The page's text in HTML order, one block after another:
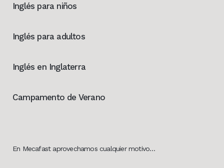
Inglés para niños
Inglés para adultos
Inglés en Inglaterra
Campamento de Verano
En Mecafast aprovechamos cualquier motivo…